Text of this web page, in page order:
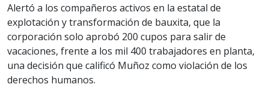
Alertó a los compañeros activos en la estatal de
explotación y transformación de bauxita, que la
corporación solo aprobó 200 cupos para salir de
vacaciones, frente a los mil 400 trabajadores en planta,
una decisión que calificó Muñoz como violación de los
derechos humanos.